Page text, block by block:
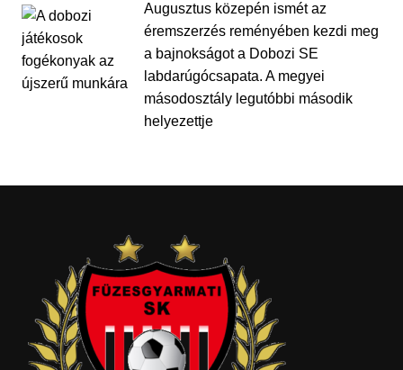
Augusztus közepén ismét az
éremszerzés reményében kezdi meg
a bajnokságot a Dobozi SE
labdarúgócsapata. A megyei
másodosztály legutóbbi második
helyezettje